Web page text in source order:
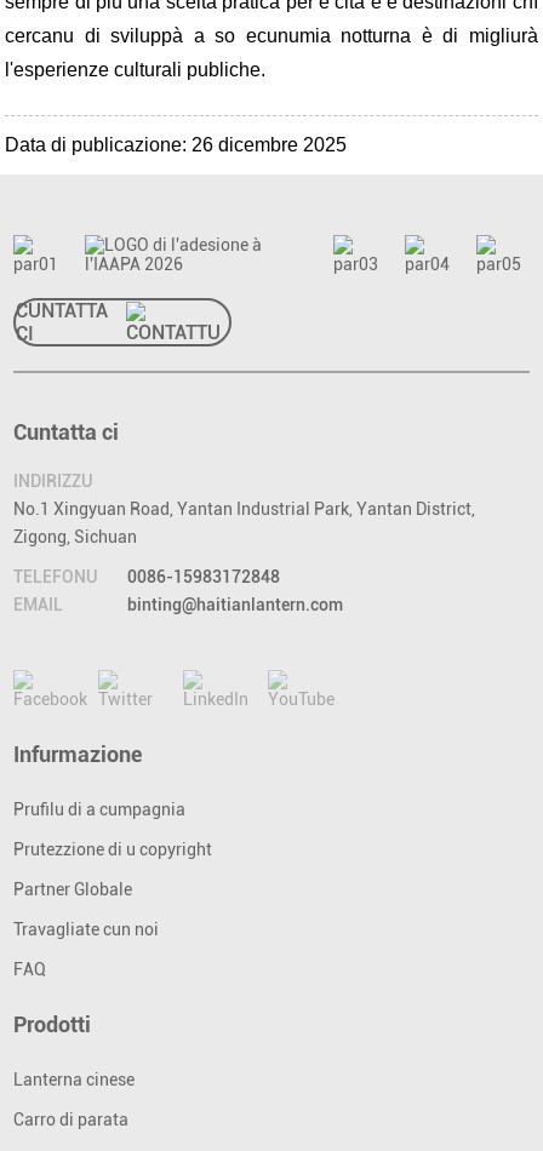
cercanu di sviluppà a so ecunumia notturna è di migliurà
l'esperienze culturali publiche.
Data di publicazione: 26 dicembre 2025
CUNTATTA
CI
Cuntatta ci
INDIRIZZU
No.1 Xingyuan Road, Yantan Industrial Park, Yantan District,
Zigong, Sichuan
TELEFONU
0086-15983172848
EMAIL
binting@haitianlantern.com
Infurmazione
Prufilu di a cumpagnia
Prutezzione di u copyright
Partner Globale
Travagliate cun noi
FAQ
Prodotti
Lanterna cinese
Carro di parata